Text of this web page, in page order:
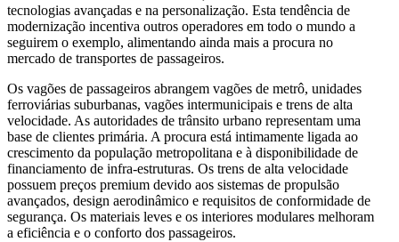
tecnologias avançadas e na personalização. Esta tendência de
modernização incentiva outros operadores em todo o mundo a
seguirem o exemplo, alimentando ainda mais a procura no
mercado de transportes de passageiros.
Os vagões de passageiros abrangem vagões de metrô, unidades
ferroviárias suburbanas, vagões intermunicipais e trens de alta
velocidade. As autoridades de trânsito urbano representam uma
base de clientes primária. A procura está intimamente ligada ao
crescimento da população metropolitana e à disponibilidade de
financiamento de infra-estruturas. Os trens de alta velocidade
possuem preços premium devido aos sistemas de propulsão
avançados, design aerodinâmico e requisitos de conformidade de
segurança. Os materiais leves e os interiores modulares melhoram
a eficiência e o conforto dos passageiros.